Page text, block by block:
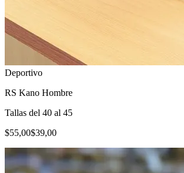
Deportivo
RS Kano Hombre
Tallas del 40 al 45
$55,00$39,00